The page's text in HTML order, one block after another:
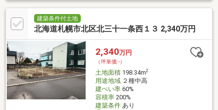
建築条件付土地
北海道札幌市北区北三十一条西１３ 2,340万円
2,340万円
（坪単価:-）
土地面積198.34m2
用途地域２種中高
建ぺい率60%
容積率200%
建築条件あり